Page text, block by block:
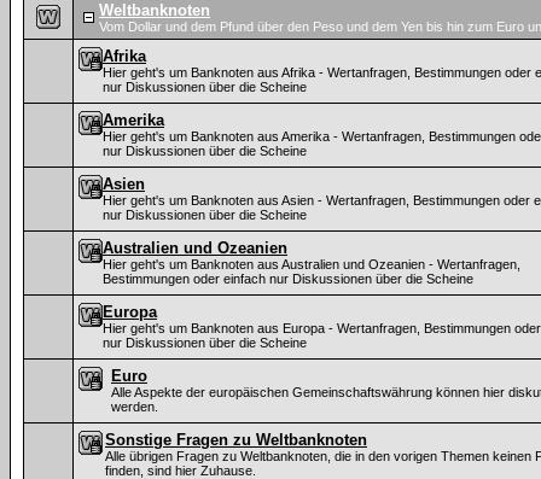
Weltbanknoten
Vom Dollar und dem Pfund über den Peso und dem Yen bis hin zum Euro
Afrika
Hier geht's um Banknoten aus Afrika - Wertanfragen, Bestimmungen oder
nur Diskussionen über die Scheine
Amerika
Hier geht's um Banknoten aus Amerika - Wertanfragen, Bestimmungen
nur Diskussionen über die Scheine
Asien
Hier geht's um Banknoten aus Asien - Wertanfragen, Bestimmungen oder
nur Diskussionen über die Scheine
Australien und Ozeanien
Hier geht's um Banknoten aus Australien und Ozeanien - Wertanfragen,
Bestimmungen oder einfach nur Diskussionen über die Scheine
Europa
Hier geht's um Banknoten aus Europa - Wertanfragen, Bestimmungen
nur Diskussionen über die Scheine
Euro
Alle Aspekte der europäischen Gemeinschaftswährung können hier
werden.
Sonstige Fragen zu Weltbanknoten
Alle übrigen Fragen zu Weltbanknoten, die in den vorigen Themen keinen
finden, sind hier Zuhause.